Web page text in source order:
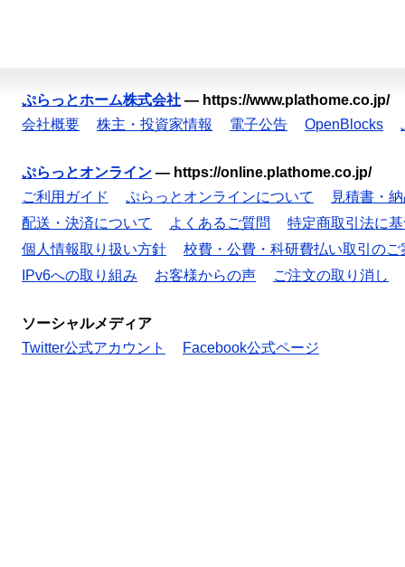
ぷらっとホーム株式会社 — https://www.plathome.co.jp/
会社概要
株主・投資家情報 電子公告 OpenBlocks
ぷらっとオンライン — https://online.plathome.co.jp/
ご利用ガイド
ぷらっとオンラインについて
見積書・
配送・決済について
よくあるご質問
特定商取引法に
個人情報取り扱い方針
校費・公費・科研費払い取引のご
IPv6への取り組み
お客様からの声 ご注文の取り消し
ソーシャルメディア
Twitter公式アカウント
Facebook公式ページ